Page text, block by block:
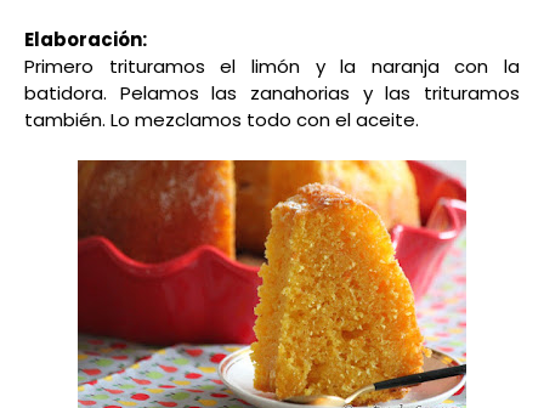
Elaboración:
Primero trituramos el limón y la naranja con la
batidora. Pelamos las zanahorias y las trituramos
también. Lo mezclamos todo con el aceite.